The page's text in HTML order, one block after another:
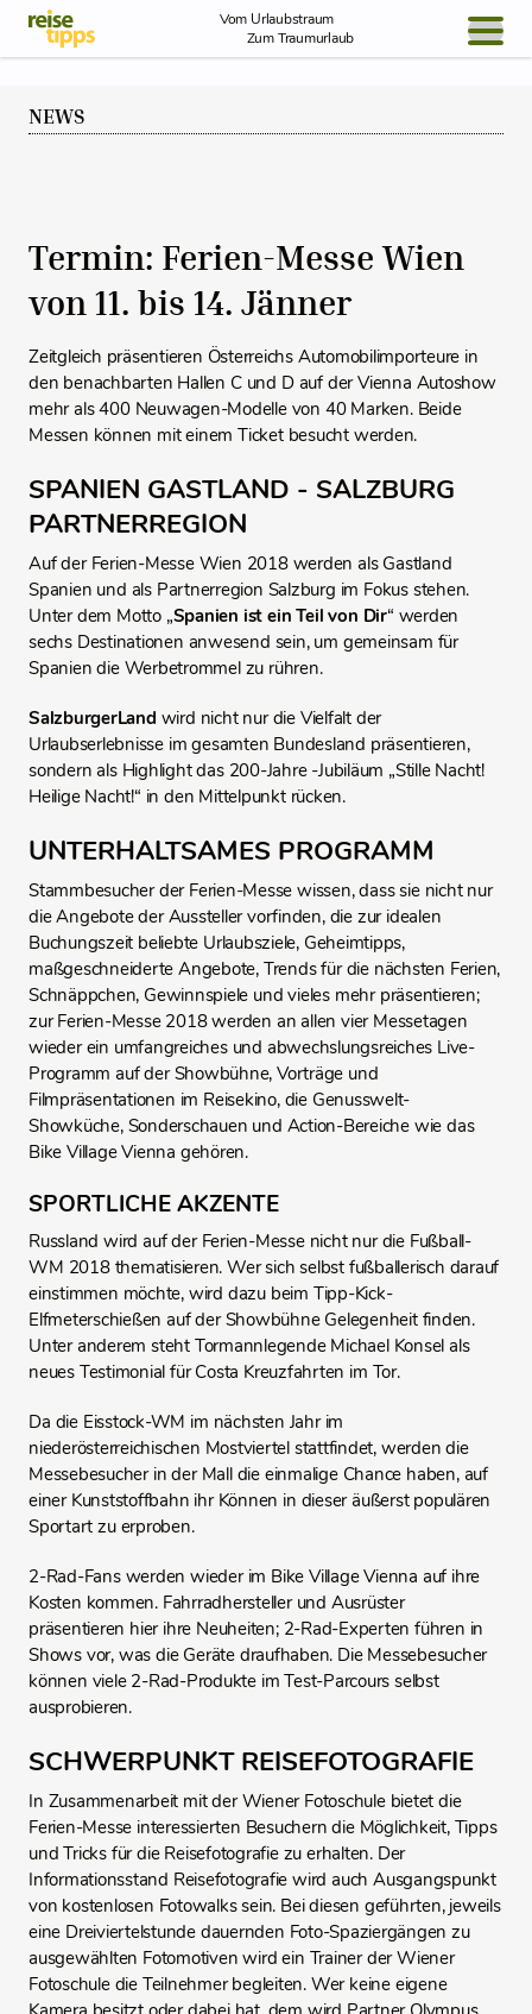
Skip to Content
Vom Urlaubstraum
Zum Traumurlaub
NEWS
Termin: Ferien-Messe Wien
von 11. bis 14. Jänner
Zeitgleich präsentieren Österreichs Automobilimporteure in
den benachbarten Hallen C und D auf der Vienna Autoshow
mehr als 400 Neuwagen-Modelle von 40 Marken. Beide
Messen können mit einem Ticket besucht werden.
SPANIEN GASTLAND - SALZBURG
PARTNERREGION
Auf der Ferien-Messe Wien 2018 werden als Gastland
Spanien und als Partnerregion Salzburg im Fokus stehen.
Unter dem Motto „Spanien ist ein Teil von Dir“ werden
sechs Destinationen anwesend sein, um gemeinsam für
Spanien die Werbetrommel zu rühren.
SalzburgerLand wird nicht nur die Vielfalt der
Urlaubserlebnisse im gesamten Bundesland präsentieren,
sondern als Highlight das 200-Jahre -Jubiläum „Stille Nacht!
Heilige Nacht!“ in den Mittelpunkt rücken.
UNTERHALTSAMES PROGRAMM
Stammbesucher der Ferien-Messe wissen, dass sie nicht nur
die Angebote der Aussteller vorfinden, die zur idealen
Buchungszeit beliebte Urlaubsziele, Geheimtipps,
maßgeschneiderte Angebote, Trends für die nächsten Ferien,
Schnäppchen, Gewinnspiele und vieles mehr präsentieren;
zur Ferien-Messe 2018 werden an allen vier Messetagen
wieder ein umfangreiches und abwechslungsreiches Live-
Programm auf der Showbühne, Vorträge und
Filmpräsentationen im Reisekino, die Genusswelt-
Showküche, Sonderschauen und Action-Bereiche wie das
Bike Village Vienna gehören.
SPORTLICHE AKZENTE
Russland wird auf der Ferien-Messe nicht nur die Fußball-
WM 2018 thematisieren. Wer sich selbst fußballerisch darauf
einstimmen möchte, wird dazu beim Tipp-Kick-
Elfmeterschießen auf der Showbühne Gelegenheit finden.
Unter anderem steht Tormannlegende Michael Konsel als
neues Testimonial für Costa Kreuzfahrten im Tor.
Da die Eisstock-WM im nächsten Jahr im
niederösterreichischen Mostviertel stattfindet, werden die
Messebesucher in der Mall die einmalige Chance haben, auf
einer Kunststoffbahn ihr Können in dieser äußerst populären
Sportart zu erproben.
2-Rad-Fans werden wieder im Bike Village Vienna auf ihre
Kosten kommen. Fahrradhersteller und Ausrüster
präsentieren hier ihre Neuheiten; 2-Rad-Experten führen in
Shows vor, was die Geräte draufhaben. Die Messebesucher
können viele 2-Rad-Produkte im Test-Parcours selbst
ausprobieren.
SCHWERPUNKT REISEFOTOGRAFIE
In Zusammenarbeit mit der Wiener Fotoschule bietet die
Ferien-Messe interessierten Besuchern die Möglichkeit, Tipps
und Tricks für die Reisefotografie zu erhalten. Der
Informationsstand Reisefotografie wird auch Ausgangspunkt
von kostenlosen Fotowalks sein. Bei diesen geführten, jeweils
eine Dreiviertelstunde dauernden Foto-Spaziergängen zu
ausgewählten Fotomotiven wird ein Trainer der Wiener
Fotoschule die Teilnehmer begleiten. Wer keine eigene